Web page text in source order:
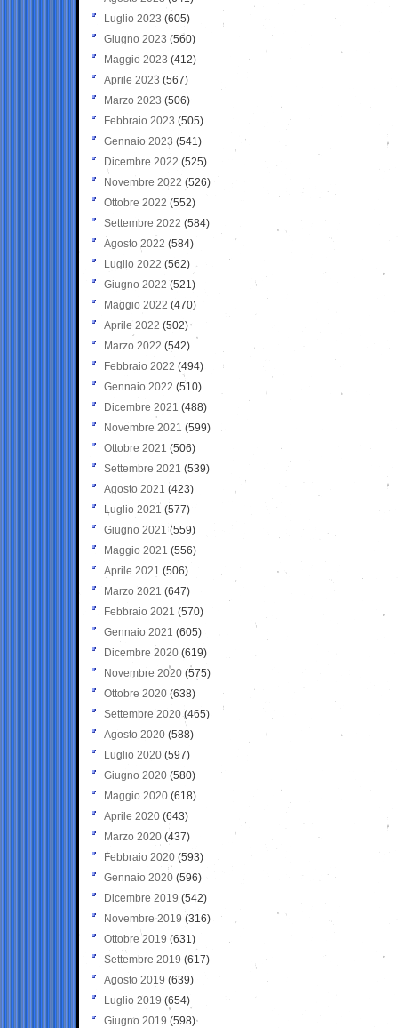
Luglio 2023 (605)
Giugno 2023 (560)
Maggio 2023 (412)
Aprile 2023 (567)
Marzo 2023 (506)
Febbraio 2023 (505)
Gennaio 2023 (541)
Dicembre 2022 (525)
Novembre 2022 (526)
Ottobre 2022 (552)
Settembre 2022 (584)
Agosto 2022 (584)
Luglio 2022 (562)
Giugno 2022 (521)
Maggio 2022 (470)
Aprile 2022 (502)
Marzo 2022 (542)
Febbraio 2022 (494)
Gennaio 2022 (510)
Dicembre 2021 (488)
Novembre 2021 (599)
Ottobre 2021 (506)
Settembre 2021 (539)
Agosto 2021 (423)
Luglio 2021 (577)
Giugno 2021(559)
Maggio 2021 (556)
Aprile 2021 (506)
Marzo 2021 (647)
Febbraio 2021 (570)
Gennaio 2021 (605)
Dicembre 2020 (619)
Novembre 2020 (575)
Ottobre 2020 (638)
Settembre 2020(465)
Agosto 2020 (588)
Luglio 2020 (597)
Giugno 2020 (580)
Maggio 2020 (618)
Aprile 2020 (643)
Marzo 2020 (437)
Febbraio 2020 (593)
Gennaio 2020 (596)
Dicembre 2019 (542)
Novembre 2019 (316)
Ottobre 2019 (631)
Settembre 2019 (617)
Agosto 2019 (639)
Luglio 2019 (654)
Giugno 2019 (598)